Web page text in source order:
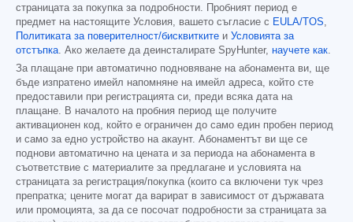
страницата за покупка за подробности. Пробният период е
предмет на настоящите Условия, вашето съгласие с EULA/TOS
Политиката за поверителност/бисквитките и Условията за
отстъпка . Ако желаете да деинсталирате SpyHunter, научете как
За плащане при автоматично подновяване на абонамента ви, ще
бъде изпратено имейл напомняне на имейл адреса, който сте
предоставили при регистрацията си, преди всяка дата на
плащане. В началото на пробния период ще получите
активационен код, който е ограничен до само един пробен период
и само за едно устройство на акаунт. Абонаментът ви ще се
поднови автоматично на цената и за периода на абонамента в
съответствие с материалите за предлагане и условията на
страницата за регистрация/покупка (които са включени тук чрез
препратка; цените могат да варират в зависимост от държавата
или промоцията, за да се посочат подробности за страницата за